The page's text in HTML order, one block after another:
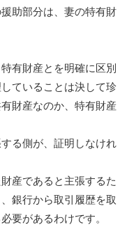
助部分は、妻の特有財
有財産とを明確に区別
ていることは決して珍
財産なのか、特有財産
る側が、証明しなけれ
産であると主張するた
銀行から取引履歴を取
要があるわけです。